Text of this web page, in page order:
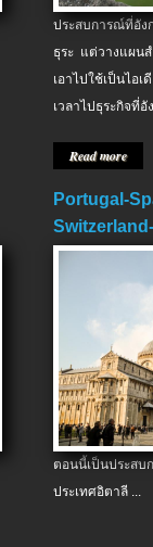
ประสบการณ์ที่อัง
ธุระ แต่วางแผน
เอาไปใช้เป็นไอ
เวลาไปธุระกิจที่อั
Read more
Portugal-
ตอนนี้เป็นประส
ประเทศอิตาลี ...